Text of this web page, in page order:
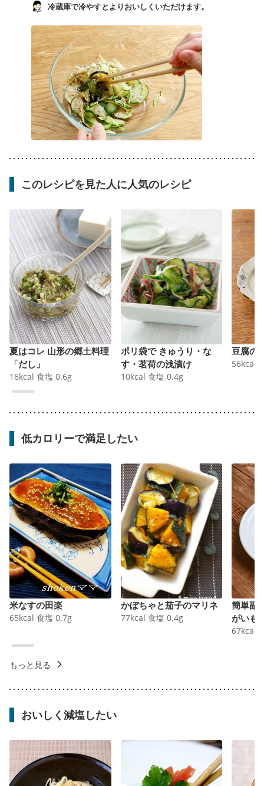
冷蔵庫で冷やすとよりおいしくいただけます。
このレシピを見た人に人気のレシピ
夏はコレ 山形の郷土料理
「だし」
16kcal 食塩 0.6g
ポリ袋で きゅうり・な
す・茗荷の浅漬け
10kcal 食塩 0.4g
豆腐の
56kcal
低カロリーで満足したい
米なすの田楽
65kcal 食塩 0.7g
かぼちゃと茄子のマリネ
77kcal 食塩 0.4g
簡単副
がいも
67kcal
もっと見る
おいしく減塩したい